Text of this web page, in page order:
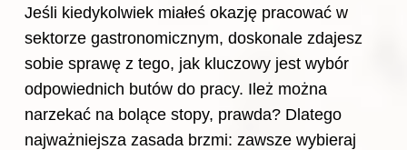
Jeśli kiedykolwiek miałeś okazję pracować w
sektorze gastronomicznym, doskonale zdajesz
sobie sprawę z tego, jak kluczowy jest wybór
odpowiednich butów do pracy. Ileż można
narzekać na bolące stopy, prawda? Dlatego
najważniejsza zasada brzmi: zawsze wybieraj